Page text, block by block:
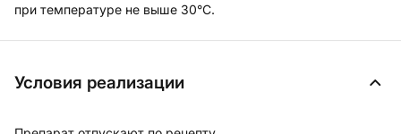
при температуре не выше 30°С.
Условия реализации